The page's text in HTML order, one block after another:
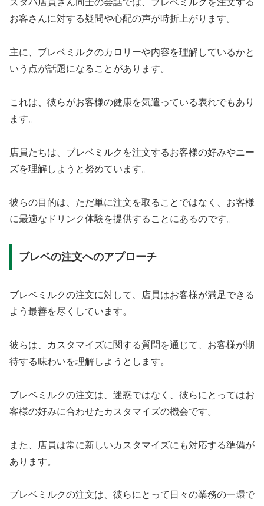
スタバ店員さん同士の会話では、ブレベミルクを注文する
お客さんに対する疑問や心配の声が時折上がります。
主に、ブレベミルクのカロリーや内容を理解しているかと
いう点が話題になることがあります。
これは、彼らがお客様の健康を気遣っている表れでもあり
ます。
店員たちは、ブレベミルクを注文するお客様の好みやニー
ズを理解しようと努めています。
彼らの目的は、ただ単に注文を取ることではなく、お客様
に最適なドリンク体験を提供することにあるのです。
ブレベの注文へのアプローチ
ブレベミルクの注文に対して、店員はお客様が満足できる
よう最善を尽くしています。
彼らは、カスタマイズに関する質問を通じて、お客様が期
待する味わいを理解しようとします。
ブレベミルクの注文は、迷惑ではなく、彼らにとってはお
客様の好みに合わせたカスタマイズの機会です。
また、店員は常に新しいカスタマイズにも対応する準備が
あります。
ブレベミルクの注文は、彼らにとって日々の業務の一環で